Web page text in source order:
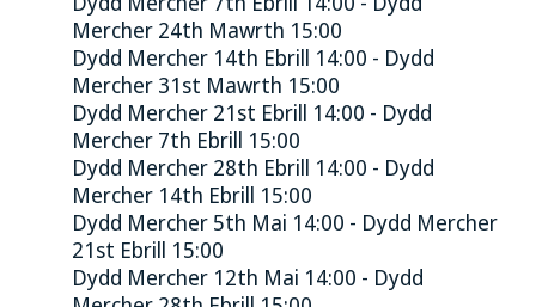
Mercher 24th Mawrth 15:00
Dydd Mercher 14th Ebrill 14:00 - Dydd
Mercher 31st Mawrth 15:00
Dydd Mercher 21st Ebrill 14:00 - Dydd
Mercher 7th Ebrill 15:00
Dydd Mercher 28th Ebrill 14:00 - Dydd
Mercher 14th Ebrill 15:00
Dydd Mercher 5th Mai 14:00 - Dydd Mercher
21st Ebrill 15:00
Dydd Mercher 12th Mai 14:00 - Dydd